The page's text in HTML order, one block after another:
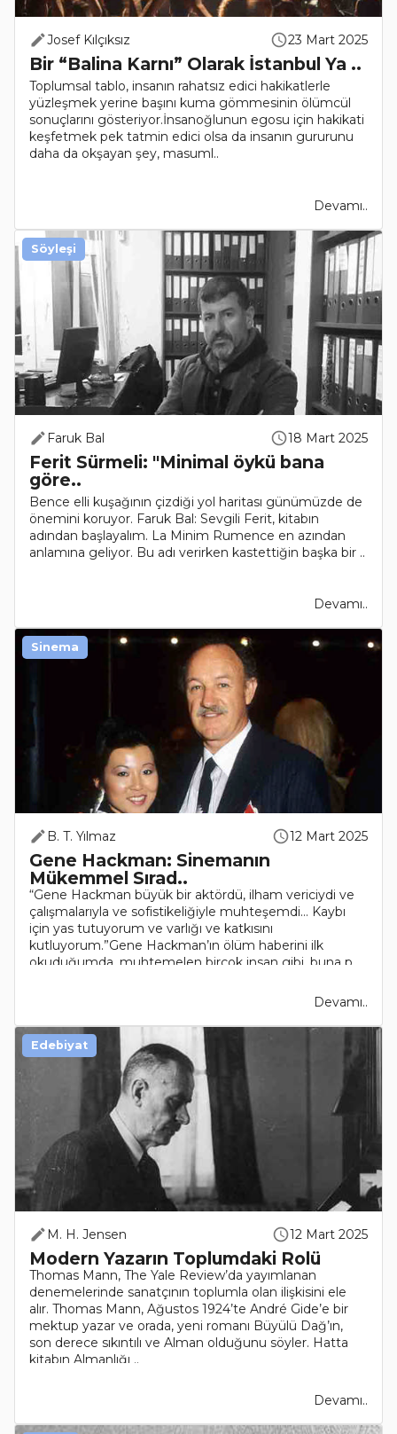
Josef Kılçıksız 23 Mart 2025
Bir “Balina Karnı” Olarak İstanbul Ya ..
Toplumsal tablo, insanın rahatsız edici hakikatlerle
yüzleşmek yerine başını kuma gömmesinin ölümcül
sonuçlarını gösteriyor.İnsanoğlunun egosu için hakikati
keşfetmek pek tatmin edici olsa da insanın gururunu
daha da okşayan şey, masuml..
Devamı..
Faruk Bal 18 Mart 2025
Ferit Sürmeli: "Minimal öykü bana
göre..
Bence elli kuşağının çizdiği yol haritası günümüzde de
önemini koruyor. Faruk Bal: Sevgili Ferit, kitabın
adından başlayalım. La Minim Rumence en azından
anlamına geliyor. Bu adı verirken kastettiğin başka bir ..
Devamı..
Söyleşi
B. T. Yılmaz 12 Mart 2025
Gene Hackman: Sinemanın
Mükemmel Sırad..
“Gene Hackman büyük bir aktördü, ilham vericiydi ve
çalışmalarıyla ve sofistikeliğiyle muhteşemdi… Kaybı
için yas tutuyorum ve varlığı ve katkısını
kutluyorum.”Gene Hackman’ın ölüm haberini ilk
okuduğumda, muhtemelen birçok insan gibi, buna p..
Devamı..
Sinema
M. H. Jensen 12 Mart 2025
Modern Yazarın Toplumdaki Rolü
Thomas Mann, The Yale Review’da yayımlanan
denemelerinde sanatçının toplumla olan ilişkisini ele
alır. Thomas Mann, Ağustos 1924’te André Gide’e bir
mektup yazar ve orada, yeni romanı Büyülü Dağ’ın,
son derece sıkıntılı ve Alman olduğunu söyler. Hatta
kitabın Almanlığı ..
Devamı..
Edebiyat